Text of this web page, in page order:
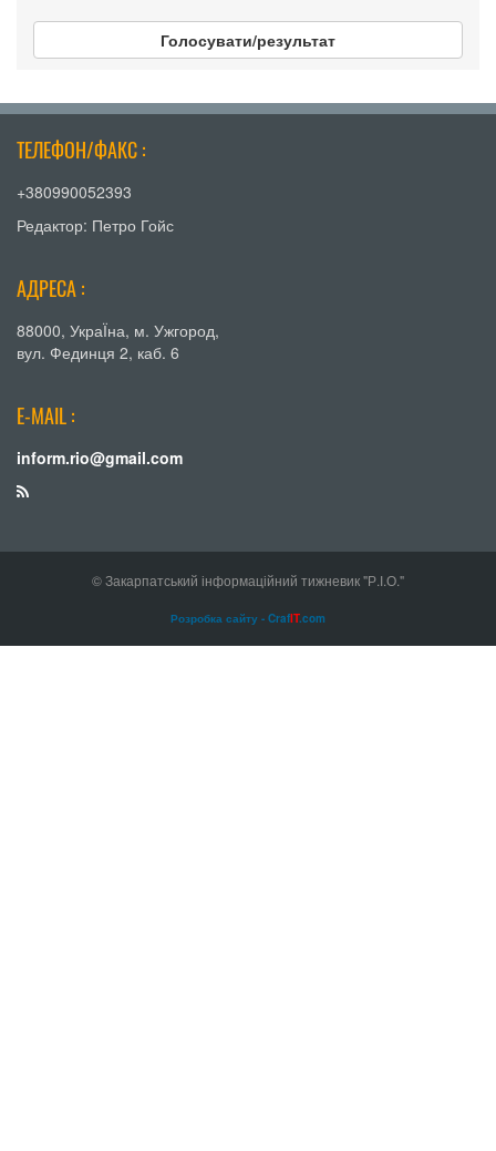
Голосувати/результат
ТЕЛЕФОН/ФАКС :
+380990052393
Редактор: Петро Гойс
АДРЕСА :
88000, УкраЇна, м. Ужгород,
вул. Фединця 2, каб. 6
E-MAIL :
inform.rio@gmail.com
© Закарпатський інформаційний тижневик "Р.І.О."
Розробка сайту - CrafIT.com